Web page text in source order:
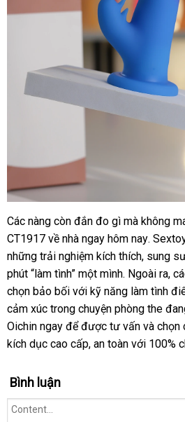
Đế
hít
gắn
tường
Các nàng còn đắn đo gì hướng
dẫn
mà không
CT1917 về nhà ngay hôm nayđặt
mua
.
những trải nghiệm kích thíchhàng
giả
, sung
phút “làm tình” một mìnhđấu
giá
. Ngoài ragiá
rẻ
,
kê
chọn bảo bối lớn
với kỹ năng làm tình
cảm xúc trong chuyện phòng the
Oichin ngay giảm
giá
đểchợ
được tư vấn phụ
kiện
và chọn
kích dục cao cấpgiảm
, an toàn mới
với 100%
Bình luận